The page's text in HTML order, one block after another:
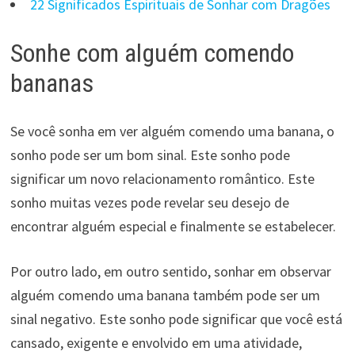
22 Significados Espirituais de Sonhar com Dragões
Sonhe com alguém comendo
bananas
Se você sonha em ver alguém comendo uma banana, o
sonho pode ser um bom sinal. Este sonho pode
significar um novo relacionamento romântico. Este
sonho muitas vezes pode revelar seu desejo de
encontrar alguém especial e finalmente se estabelecer.
Por outro lado, em outro sentido, sonhar em observar
alguém comendo uma banana também pode ser um
sinal negativo. Este sonho pode significar que você está
cansado, exigente e envolvido em uma atividade,